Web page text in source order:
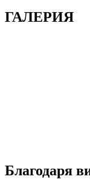
ГАЛЕРИЯ
Благодаря